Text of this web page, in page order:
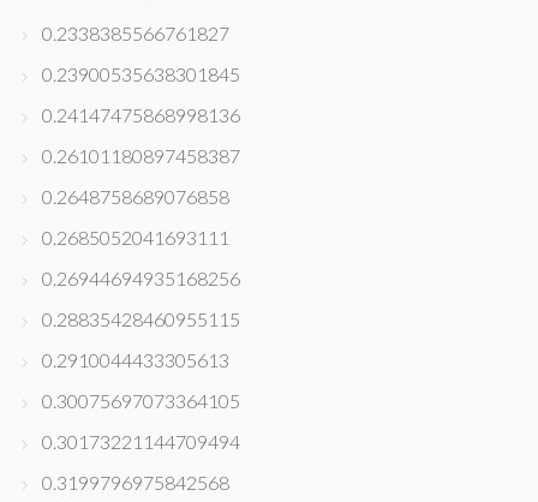
0.2338385566761827
0.23900535638301845
0.24147475868998136
0.26101180897458387
0.2648758689076858
0.2685052041693111
0.26944694935168256
0.28835428460955115
0.2910044433305613
0.30075697073364105
0.30173221144709494
0.3199796975842568